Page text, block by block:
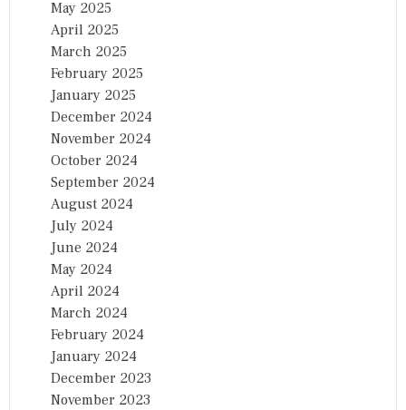
May 2025
April 2025
March 2025
February 2025
January 2025
December 2024
November 2024
October 2024
September 2024
August 2024
July 2024
June 2024
May 2024
April 2024
March 2024
February 2024
January 2024
December 2023
November 2023